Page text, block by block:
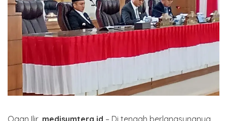
Ogan Ilir, medisumtera.id – Di tengah berlangsungnya